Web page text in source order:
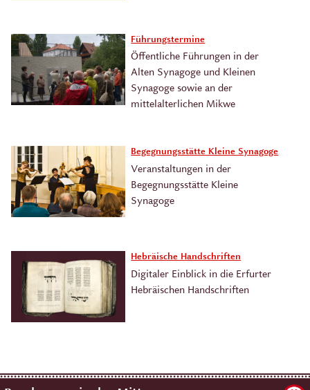
Führungstermine
Öffentliche Führungen in der
Alten Synagoge und Kleinen
Synagoge sowie an der
mittelalterlichen Mikwe
Begegnungsstätte Kleine Synagoge
Veranstaltungen in der
Begegnungsstätte Kleine
Synagoge
Hebräische Handschriften
Digitaler Einblick in die Erfurter
Hebräischen Handschriften